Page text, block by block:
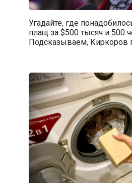
Угадайте, где
плащ за $500 тысяч и 500
Подсказываем, Киркоров